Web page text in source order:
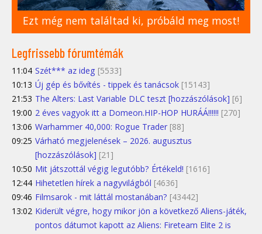
Ezt még nem találtad ki, próbáld meg most!
Legfrissebb fórumtémák
11:04 Szét*** az ideg [5533]
10:13 Új gép és bővítés - tippek és tanácsok [15143]
21:53 The Alters: Last Variable DLC teszt [hozzászólások] [6]
19:00 2 éves vagyok itt a Domeon.HIP-HOP HURÁÁ!!!!!! [270]
13:06 Warhammer 40,000: Rogue Trader [88]
09:25 Várható megjelenések – 2026. augusztus
[hozzászólások] [21]
10:50 Mit játszottál végig legutóbb? Értékeld! [1616]
12:44 Hihetetlen hírek a nagyvilágból [4636]
09:46 Filmsarok - mit láttál mostanában? [43442]
13:02 Kiderült végre, hogy mikor jön a következő Aliens-játék,
pontos dátumot kapott az Aliens: Fireteam Elite 2 is